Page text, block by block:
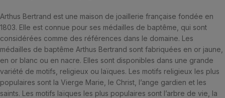
Arthus Bertrand est une maison de joaillerie française fondée en
1803. Elle est connue pour ses médailles de baptême, qui sont
considérées comme des références dans le domaine. Les
médailles de baptême Arthus Bertrand sont fabriquées en or jaune,
en or blanc ou en nacre. Elles sont disponibles dans une grande
variété de motifs, religieux ou laïques. Les motifs religieux les plus
populaires sont la Vierge Marie, le Christ, l’ange gardien et les
saints. Les motifs laïques les plus populaires sont l’arbre de vie, la